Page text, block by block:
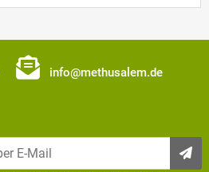
info@methusalem.de